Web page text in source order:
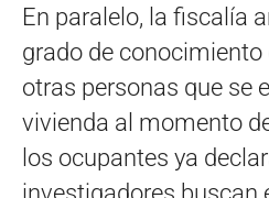
En paralelo, la fiscalía
grado de
otras personas que se
vivienda al momento
los ocupantes ya